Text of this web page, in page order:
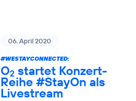
06. April 2020
#WESTAYCONNECTED:
O2 startet Konzert-
Reihe #StayOn als
Livestream